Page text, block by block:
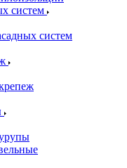
систем
систем